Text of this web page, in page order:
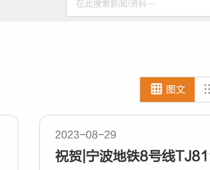
图文
2023-08-29
祝贺|宁波地铁8号线